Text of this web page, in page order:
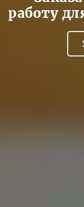
работу